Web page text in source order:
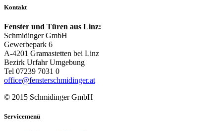
Kontakt
Fenster und Türen aus Linz:
Schmidinger GmbH
Gewerbepark 6
A-4201 Gramastetten bei Linz
Bezirk Urfahr Umgebung
Tel 07239 7031 0
office@fensterschmidinger.at
© 2015 Schmidinger GmbH
Servicemenü